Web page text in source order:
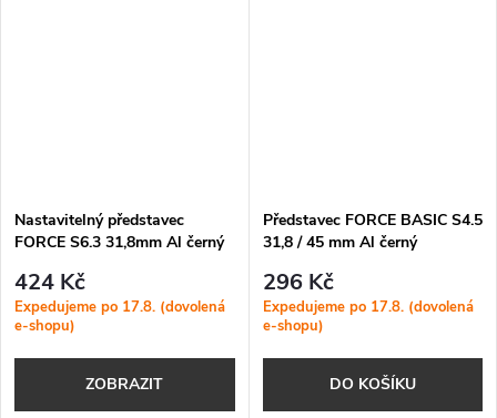
Nastavitelný představec
FORCE S6.3 31,8mm Al černý
424 Kč
Expedujeme po 17.8. (dovolená
e-shopu)
ZOBRAZIT
Představec FORCE BASIC S4.5
31,8 / 45 mm Al černý
296 Kč
Expedujeme po 17.8. (dovolená
e-shopu)
DO KOŠÍKU